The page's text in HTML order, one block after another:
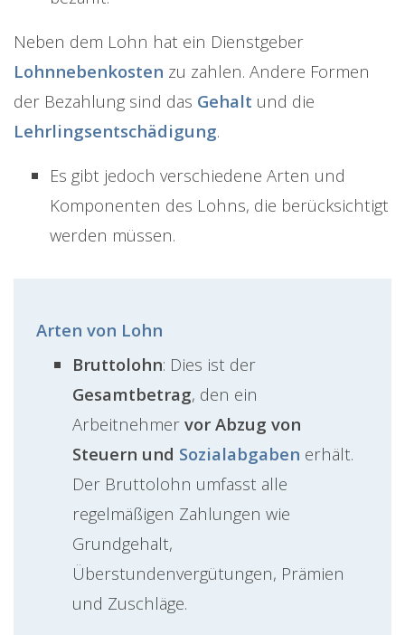
Neben dem Lohn hat ein Dienstgeber
Lohnnebenkosten zu zahlen. Andere Formen
der Bezahlung sind das Gehalt und die
Lehrlingsentschädigung.
Es gibt jedoch verschiedene Arten und
Komponenten des Lohns, die berücksichtigt
werden müssen.
Arten von Lohn
Bruttolohn: Dies ist der
Gesamtbetrag, den ein
Arbeitnehmer vor Abzug von
Steuern und Sozialabgaben erhält.
Der Bruttolohn umfasst alle
regelmäßigen Zahlungen wie
Grundgehalt,
Überstundenvergütungen, Prämien
und Zuschläge.